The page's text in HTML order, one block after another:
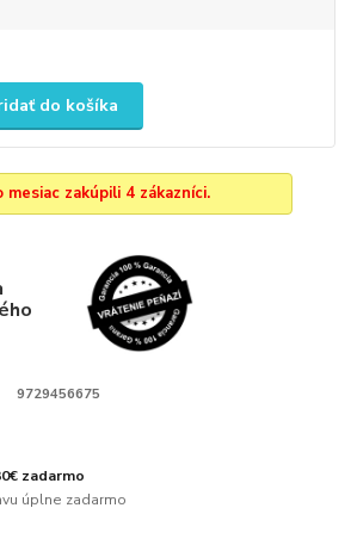
do košíka
mesiac zakúpili 4 zákazníci.
9729456675
zadarmo
úplne zadarmo